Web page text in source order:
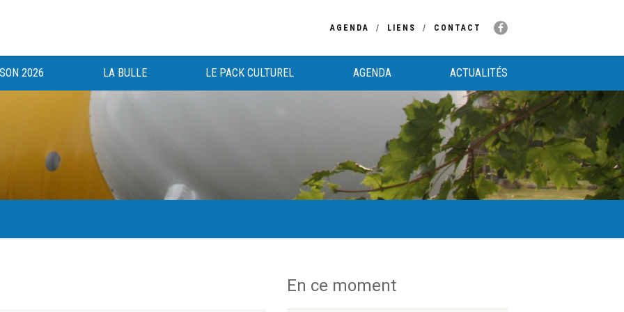
AGENDA LIENS CONTACT
2026 LA BULLE LE PACK CULTUREL AGENDA ACTUALITÉS
au bénéfice des haut-saônois depuis 1983. En ce moment